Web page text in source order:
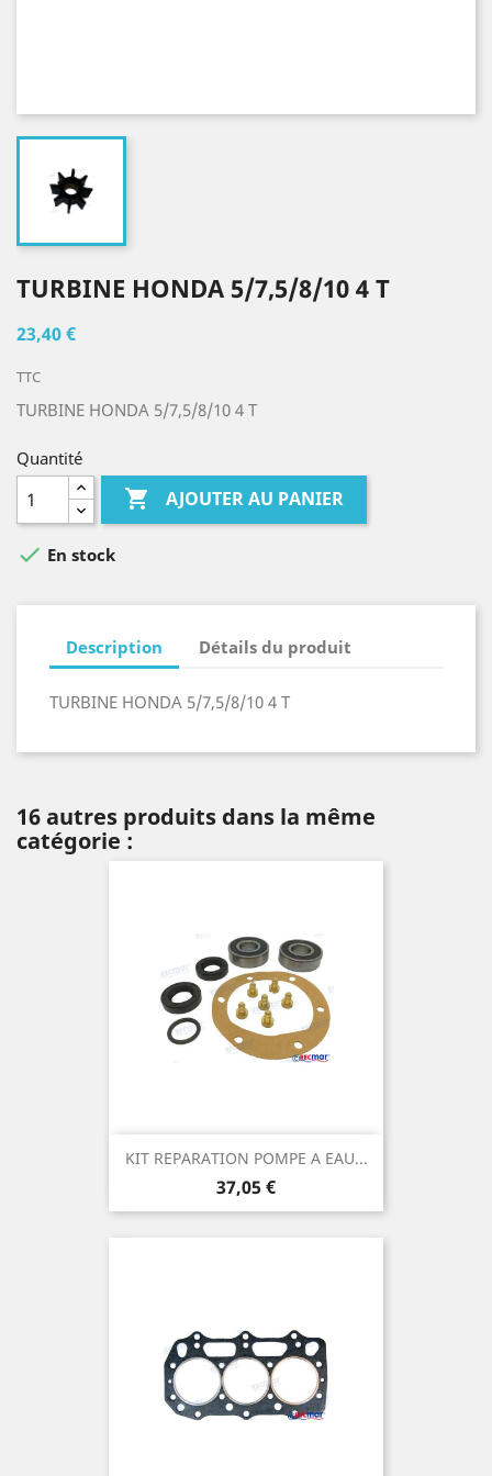
TURBINE HONDA 5/7,5/8/10 4 T
23,40 €
TTC
TURBINE HONDA 5/7,5/8/10 4 T
Quantité
 AJOUTER AU PANIER
 En stock
Description Détails du produit
TURBINE HONDA 5/7,5/8/10 4 T
16 autres produits dans la même
catégorie :
KIT REPARATION POMPE A EAU...
Prix
37,05 €